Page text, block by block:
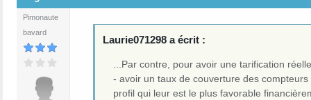
Pimonaute
bavard
Laurie071298 a écrit :
...Par contre, pour avoir une tarification
- avoir un taux de couverture des
profil qui leur est le plus favorable